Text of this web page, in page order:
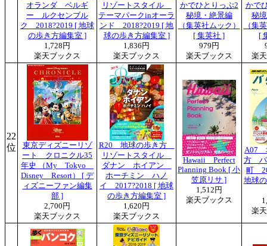
オランダ ベルギ
ー ルクセンブル
ク 2018?2019 [ 地球
の歩き方編集室 ]
1,728円
楽天ブックス
リゾートスタイル
テーマパークinオーラ
ンド 2018?2019 [ 地
球の歩き方編集室 ]
1,836円
楽天ブックス
かでひとりっぷ2
秘境・絶景編
（集英社ムック）
[ 集英社 ]
979円
楽天ブックス
かで
秘
（集
[
楽
22
位
東京ディズニーリゾ
ート クロニクル35
年史 （My Tokyo
Disney Resort） [ デ
ィズニーファン編集
部 ]
2,700円
楽天ブックス
R20 地球の歩き方
リゾートスタイル
ダナン ホイアン
ホーチミン ハノ
イ 2017?2018 [ 地球
の歩き方編集室 ]
1,620円
楽天ブックス
Hawaii Perfect
Planning Book [ 小
笠原リサ ]
1,512円
楽天ブックス
A07
方 パ
町
地球
楽